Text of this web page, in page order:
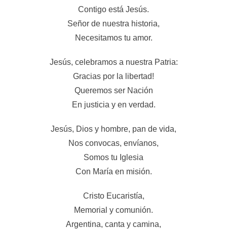
Contigo está Jesús.
Señor de nuestra historia,
Necesitamos tu amor.
Jesús, celebramos a nuestra Patria:
Gracias por la libertad!
Queremos ser Nación
En justicia y en verdad.
Jesús, Dios y hombre, pan de vida,
Nos convocas, envíanos,
Somos tu Iglesia
Con María en misión.
Cristo Eucaristía,
Memorial y comunión.
Argentina, canta y camina,